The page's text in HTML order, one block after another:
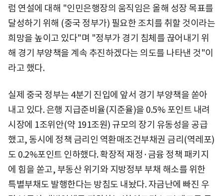
럼 연설에 대해 "인민은행장의 움직임은 올해 성장 목표를
달성하기 위해 (중국 정부가) 필요한 조치를 취할 것이라는
희망을 높이고 있다"며 "정부가 경기 침체를 끊어내기 위
해 경기 부양책을 계속 추진하겠다는 의도를 나타낸 것"이
라고 했다.
실제 중국 정부는 4분기 진입에 앞서 경기 부양책을 쏟아
내고 있다. 은행 지급준비율(지준율)을 0.5% 포인트 내려
시장에 1조위안(약 191조원) 규모의 장기 유동성을 공급
했고, 동시에 정책 금리인 역환매조건부채권 금리(역레포)
도 0.2%포인트 인하했다. 확장적 재정·금융 정책 패키지
에 힘을 쏟고, 부동산 위기와 지방정부 부채 해소를 위한
특별부채도 발행한다는 방침도 내놨다. 자금난에 빠진 우